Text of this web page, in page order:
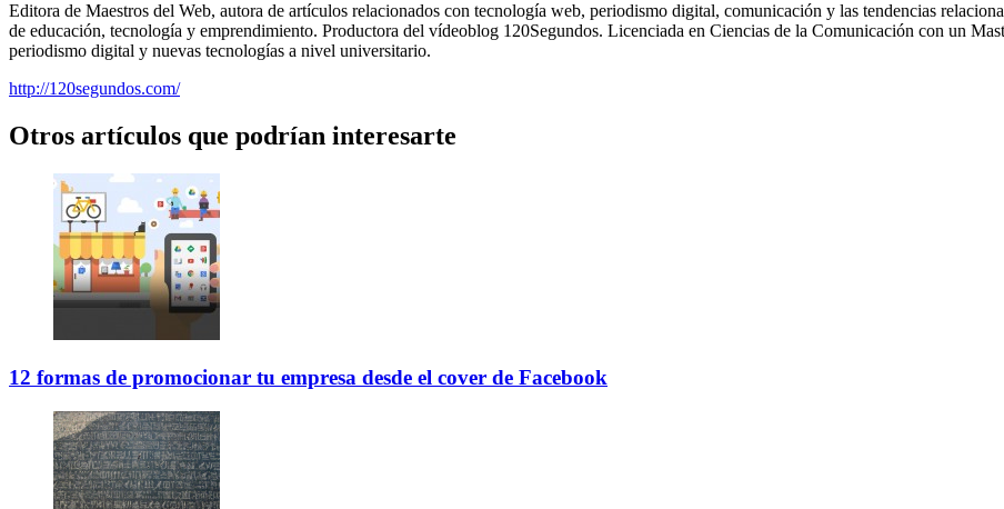
Editora de Maestros del Web, autora de artículos relacionados con tecnología web, periodismo digital, comunicación y las tendencias
de educación, tecnología y emprendimiento. Productora del vídeoblog 120Segundos. Licenciada en Ciencias de la Comunicación con un
periodismo digital y nuevas tecnologías a nivel universitario.
http://120segundos.com/
Otros artículos que podrían interesarte
12 formas de promocionar tu empresa desde el cover de Facebook